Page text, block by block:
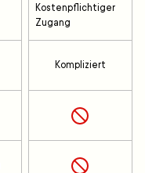
Kostenpflichtiger
Zugang
Kompliziert